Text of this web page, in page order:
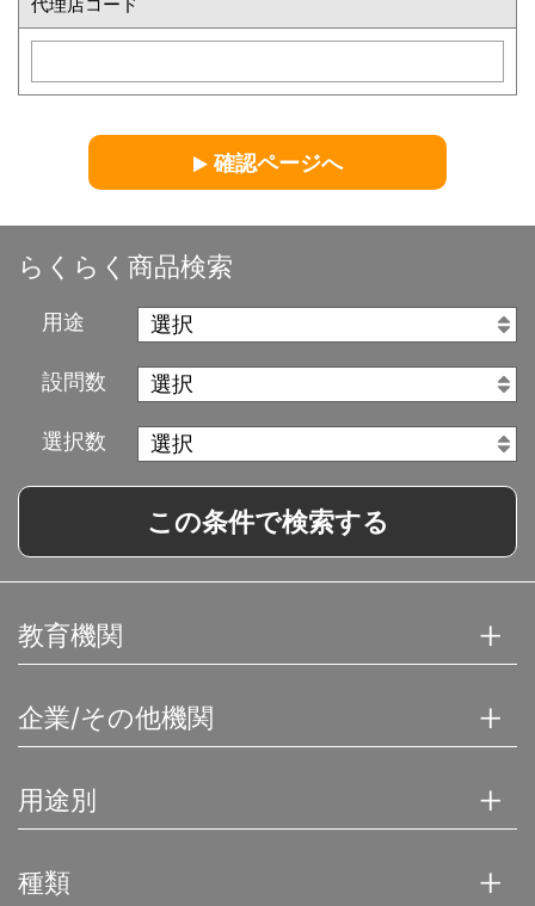
確認ページへ
らくらく商品検索
用途
設問数
選択数
この条件で検索する
教育機関
企業/その他機関
用途別
種類